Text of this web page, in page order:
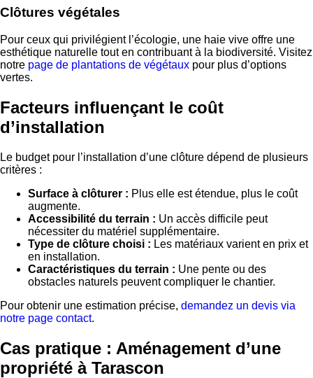
Clôtures végétales
Pour ceux qui privilégient l’écologie, une haie vive offre une
esthétique naturelle tout en contribuant à la biodiversité. Visitez
notre page de plantations de végétaux pour plus d’options
vertes.
Facteurs influençant le coût
d’installation
Le budget pour l’installation d’une clôture dépend de plusieurs
critères :
Surface à clôturer : Plus elle est étendue, plus le coût
augmente.
Accessibilité du terrain : Un accès difficile peut
nécessiter du matériel supplémentaire.
Type de clôture choisi : Les matériaux varient en prix et
en installation.
Caractéristiques du terrain : Une pente ou des
obstacles naturels peuvent compliquer le chantier.
Pour obtenir une estimation précise, demandez un devis via
notre page contact.
Cas pratique : Aménagement d’une
propriété à Tarascon